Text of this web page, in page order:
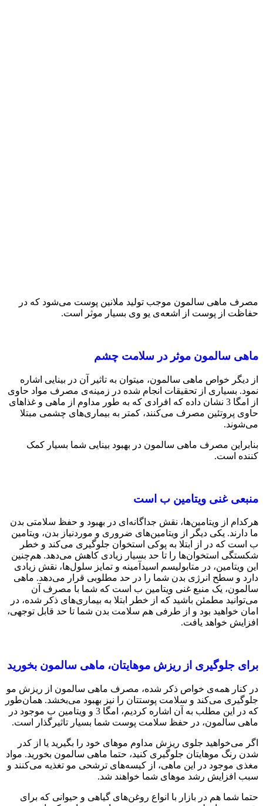
مصرف ماهی سالمون موجب تولید ملانین پوست می‌شود که در
حفاظت از پوست از اشعه‌ی یو وی بسیار موثر است.
ماهی سالمون موثر در سلامت چشم
از دیگر خواص ماهی سالمون، می‎توان به تاثیر آن در بینایی اشاره
نمود. بسیاری از تحقیقات انجام ‌شده در زمینه‌ی مصرف مواد حاوی
از امگا 3 نشان داده که افرادی که به ‌طور مداوم از ماهی و غذاهای
حاوی پروتئین مصرف می‌کنند، کمتر به بیماری‌های چشمی مبتلا
می‌شوند.
بنابراین مصرف ماهی سالمون در بهبود بینایی شما بسیار کمک‌
کننده است.
منبعی غنی ویتامین ب است
هرکدام از ویتامین‌ها، نقش جداگانه‌ای در بهبود و حفظ سلامتی بدن
ما دارند. یکی‌ دیگر از ویتامین‌های ضروری و موردنیاز بدن، ویتامین
ب است که در از ابتلا به پوکی استخوان جلوگیری می‌کند و خطر
شکستگی استخوان‌ها را تا حد بسیار زیادی کاهش می‌دهد. هم‌چنین
این ویتامین، در متابولیسم اسیدآمینه و تمایز سلول‌ها، نقش زیادی
دارد و سطح انرژی بدن شما را در حد مطلوبی قرار می‌دهد. ماهی
سالمون، یک منبع غنی ویتامین ب است که شما با مصرف آن
می‌توانید مطمئن باشید که از خطر ابتلا به بیماری‌های ذکر شده، در
امان خواهید بود و از طرفی هم سلامت بدن شما تا حد قابل توجهی،
افزایش خواهد یافت.
برای جلوگیری از ریزش موهایتان، ماهی سالمون بخورید
در کنار همه‌ی خواص ذکر شده، مصرف ماهی سالمون از ریزش مو
جلوگیری می‌کند و سلامت پوستتان را نیز بهبود می‌بخشد. همان‌طور
که در این مطلب به آن اشاره کردیم، امگا 3 و ویتامین ب موجود در
ماهی سالمون، در حفظ سلامت پوست شما بسیار تاثیرگذار است.
اگر می‌خواهید جلوی ریزش مداوم موهای خود را بگیرید یا از کدر
شدن رنگ موهایتان جلوگیری کنید، حتما ماهی سالمون بخورید. مواد
مغذی موجود در این ماهی، از کیسه‌های ترشحی مو تغذیه می‌کنند و
سبب افزایش رشد موهای شما خواهند شد.
حتما شما هم در بازار با انواع روغن‌های گیاهی و حیوانی که برای